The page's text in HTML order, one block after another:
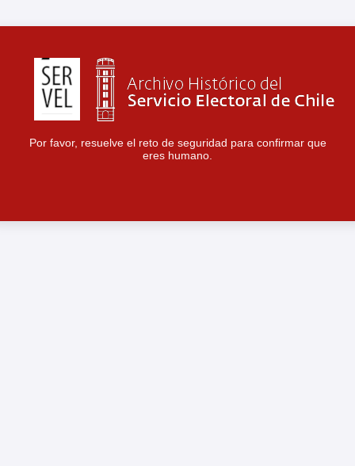
Por favor, resuelve el reto de seguridad para confirmar que
eres humano.